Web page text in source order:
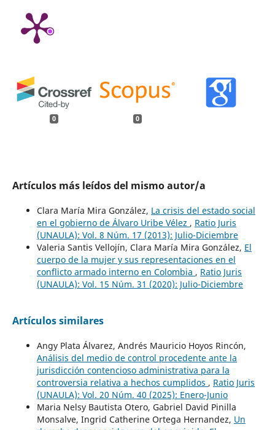
0 0
Artículos más leídos del mismo autor/a
Clara María Mira González, La crisis del estado social
en el gobierno de Álvaro Uribe Vélez , Ratio Juris
(UNAULA): Vol. 8 Núm. 17 (2013): Julio-Diciembre
Valeria Santis Vellojín, Clara María Mira González, El
cuerpo de la mujer y sus representaciones en el
conflicto armado interno en Colombia , Ratio Juris
(UNAULA): Vol. 15 Núm. 31 (2020): Julio-Diciembre
Artículos similares
Angy Plata Álvarez, Andrés Mauricio Hoyos Rincón,
Análisis del medio de control procedente ante la
jurisdicción contencioso administrativa para la
controversia relativa a hechos cumplidos , Ratio Juris
(UNAULA): Vol. 20 Núm. 40 (2025): Enero-Junio
Maria Nelsy Bautista Otero, Gabriel David Pinilla
Monsalve, Ingrid Catherine Ortega Hernandez, Un